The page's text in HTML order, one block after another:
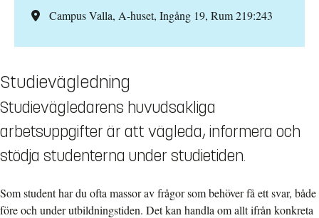
Campus Valla, A-huset, Ingång 19, Rum 219:243
Studievägledning
Studievägledarens huvudsakliga
arbetsuppgifter är att vägleda, informera och
stödja studenterna under studietiden.
Som student har du ofta massor av frågor som behöver få ett svar, både
före och under utbildningstiden. Det kan handla om allt ifrån konkreta